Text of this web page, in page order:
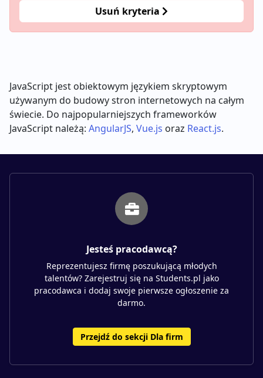
Usuń kryteria
JavaScript jest obiektowym językiem skryptowym
używanym do budowy stron internetowych na całym
świecie. Do najpopularniejszych frameworków
JavaScript należą: AngularJS, Vue.js oraz React.js.
Jesteś pracodawcą?
Reprezentujesz firmę poszukującą młodych
talentów? Zarejestruj się na Students.pl jako
pracodawca i dodaj swoje pierwsze ogłoszenie za
darmo.
Przejdź do sekcji Dla firm